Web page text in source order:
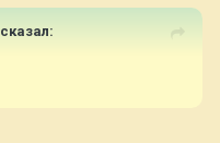
сказал: